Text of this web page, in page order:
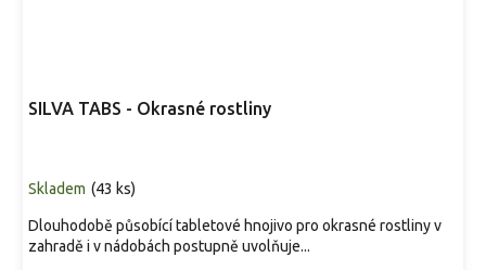
SILVA TABS - Okrasné rostliny
Skladem (43 ks)
Dlouhodobě působící tabletové hnojivo pro okrasné rostliny v
zahradě i v nádobách postupně uvolňuje...